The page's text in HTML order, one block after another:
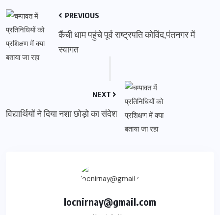
PREVIOUS
कैंची धाम पहुंचे पूर्व राष्ट्रपति कोविंद,पंतनगर में
स्वागत
NEXT
विद्यार्थियों ने दिया नशा छोड़ो का संदेश
locnirnay@gmail.com